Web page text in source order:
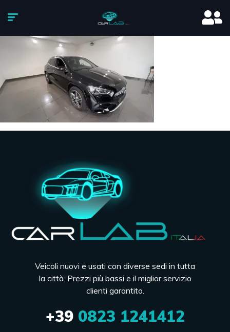
Veicoli nuovi e usati con diverse sedi in tutta
la città. Prezzi più bassi e il miglior servizio
clienti garantito.
+390823 1241412